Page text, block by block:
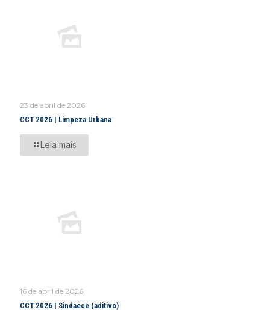
23 de abril de 2026
CCT 2026 | Limpeza Urbana
Leia mais
16 de abril de 2026
CCT 2026 | Sindaece (aditivo)